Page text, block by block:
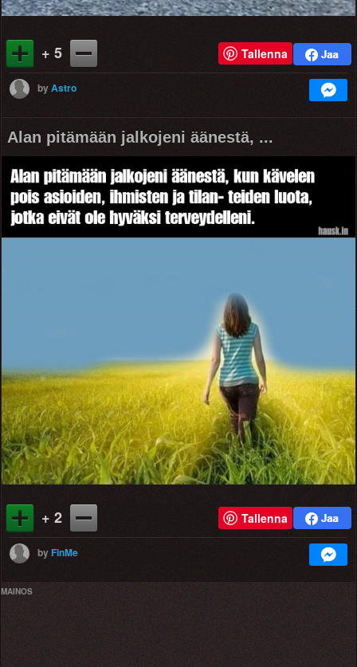
+ 5 Tallenna
byAstro
Alan pitämään jalkojeni äänestä, ...
+ 2 Tallenna
byFinMe
MAINOS